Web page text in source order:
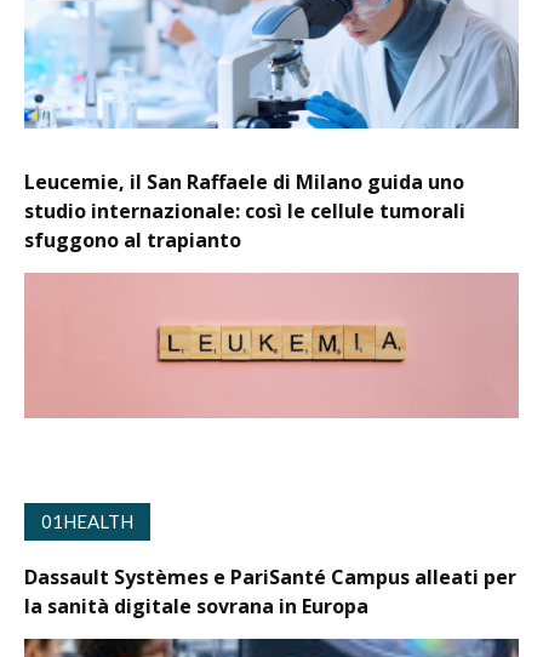
Leucemie, il San Raffaele di Milano guida uno
studio internazionale: così le cellule tumorali
sfuggono al trapianto
01HEALTH
Dassault Systèmes e PariSanté Campus alleati per
la sanità digitale sovrana in Europa